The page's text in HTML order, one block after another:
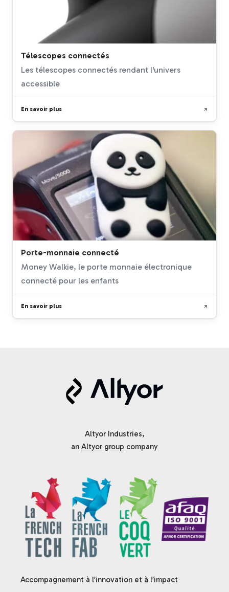
Télescopes connectés
Les télescopes connectés rendant l'univers
accessible
En savoir plus
Porte-monnaie connecté
Money Walkie, le porte monnaie électronique
connecté pour les enfants
En savoir plus
Altyor Industries,
an Altyor group company
Accompagnement à l’innovation et à l’impact